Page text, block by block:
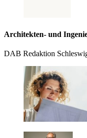
Architekten- und
DAB Redaktion